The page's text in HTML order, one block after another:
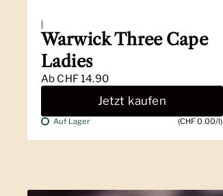
Warwick Three Cape
Ladies
Ab CHF 14.90
Jetzt kaufen
Auf Lager (CHF 0.00/l)